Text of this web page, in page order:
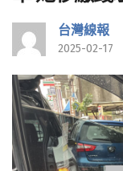
台灣線報
2025-02-17